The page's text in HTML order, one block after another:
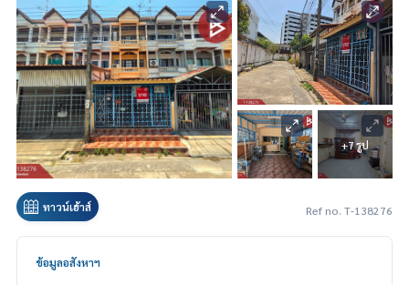
+7 รูป
ทาวน์เฮ้าส์ Ref no. T-138276
ข้อมูลอสังหาฯ